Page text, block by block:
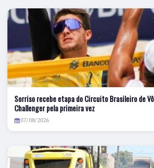
Sorriso recebe etapa do Circuito Brasileiro de
Challenger pela primeira vez
07/08/2026